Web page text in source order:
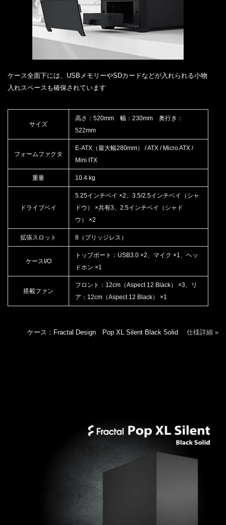
ケース全面下には、USBメモリーやSDカードなどが入れられる小物
入れスペースも確保されています
サイズ
高さ：520mm 幅：230mm 奥行き：
522mm
フォームファクタ
E-ATX（最大幅280mm） / ATX / Micro ATX /
Mini ITX
重量 10.4 kg
ドライブベイ
5.25インチベイ ×2、3.5/2.5インチベイ（シャ
ドウ） ×共有3、2.5インチベイ（シャド
ウ） ×2
拡張スロット 8（ブリッジレス）
ケースI/O
トップポート：USB3.0 ×2、マイク ×1、ヘッ
ドホン ×1
搭載ファン
フロント：12cm（Aspect 12 Black） ×3、リ
ア：12cm（Aspect 12 Black） ×1
ケース：Fractal Design Pop XL Silent Black Solid 仕様詳細 »